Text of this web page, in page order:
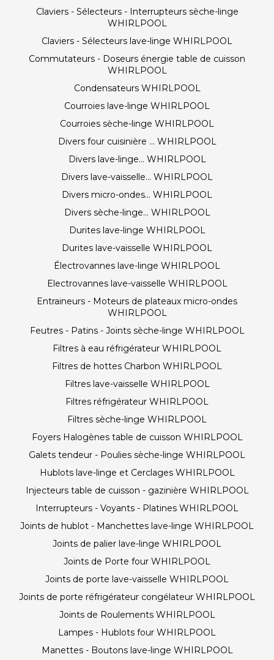
Claviers - Sélecteurs - Interrupteurs sèche-linge
WHIRLPOOL
Claviers - Sélecteurs lave-linge WHIRLPOOL
Commutateurs - Doseurs énergie table de cuisson
WHIRLPOOL
Condensateurs WHIRLPOOL
Courroies lave-linge WHIRLPOOL
Courroies sèche-linge WHIRLPOOL
Divers four cuisinière ... WHIRLPOOL
Divers lave-linge... WHIRLPOOL
Divers lave-vaisselle... WHIRLPOOL
Divers micro-ondes... WHIRLPOOL
Divers sèche-linge... WHIRLPOOL
Durites lave-linge WHIRLPOOL
Durites lave-vaisselle WHIRLPOOL
Électrovannes lave-linge WHIRLPOOL
Electrovannes lave-vaisselle WHIRLPOOL
Entraineurs - Moteurs de plateaux micro-ondes
WHIRLPOOL
Feutres - Patins - Joints sèche-linge WHIRLPOOL
Filtres à eau réfrigérateur WHIRLPOOL
Filtres de hottes Charbon WHIRLPOOL
Filtres lave-vaisselle WHIRLPOOL
Filtres réfrigérateur WHIRLPOOL
Filtres sèche-linge WHIRLPOOL
Foyers Halogènes table de cuisson WHIRLPOOL
Galets tendeur - Poulies sèche-linge WHIRLPOOL
Hublots lave-linge et Cerclages WHIRLPOOL
Injecteurs table de cuisson - gazinière WHIRLPOOL
Interrupteurs - Voyants - Platines WHIRLPOOL
Joints de hublot - Manchettes lave-linge WHIRLPOOL
Joints de palier lave-linge WHIRLPOOL
Joints de Porte four WHIRLPOOL
Joints de porte lave-vaisselle WHIRLPOOL
Joints de porte réfrigérateur congélateur WHIRLPOOL
Joints de Roulements WHIRLPOOL
Lampes - Hublots four WHIRLPOOL
Manettes - Boutons lave-linge WHIRLPOOL